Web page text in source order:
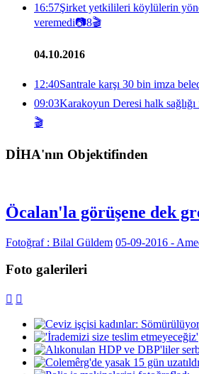
16:57Şirket yetkilileri köylülerin
veremedi📷8🎬
04.10.2016
12:40Santrale karşı 30 bin imza
09:03Karakoyun Deresi halk
🎬
DİHA'nın Objektifinden
Öcalan'la görüşene dek
Fotoğraf : Bilal Güldem 05-09-2016 -
Foto galerileri
 